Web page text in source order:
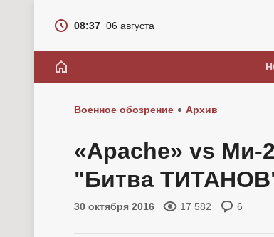
08:37 06 августа
Военное обозрение Архив
«Apache» vs Ми-
"Битва
30 октября 2016 17 582 6